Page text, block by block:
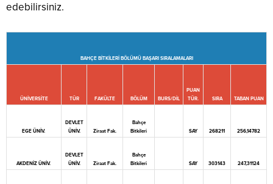
edebilirsiniz.
BAHÇE BİTKİLERİ BÖLÜMÜ BAŞARI SIRALAMALARI
ÜNİVERSİTE TÜR FAKÜLTE BÖLÜM BURS/DİL
PUAN
TÜR.
SIRA TABAN PUAN
EGE ÜNİV.
DEVLET
ÜNİV.
Ziraat Fak.
Bahçe
Bitkileri
SAY 268211 256,14782
AKDENİZ ÜNİV.
DEVLET
ÜNİV.
Ziraat Fak.
Bahçe
Bitkileri
SAY 303143 247,31124